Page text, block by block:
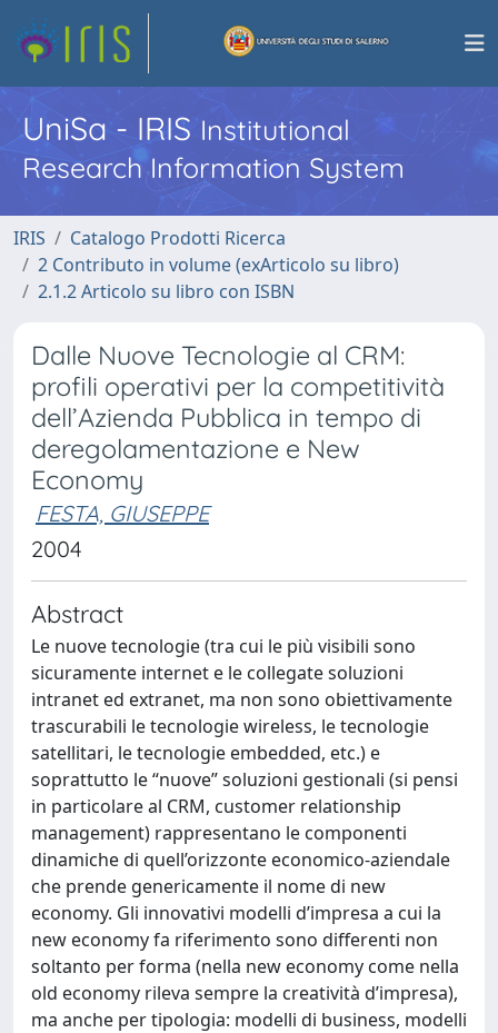
UniSa - IRISInstitutional
Research Information System
IRIS
Catalogo Prodotti Ricerca
2 Contributo in volume (exArticolo su libro)
2.1.2 Articolo su libro con ISBN
Dalle Nuove Tecnologie al CRM:
profili operativi per la competitività
dell’Azienda Pubblica in tempo di
deregolamentazione e New
Economy
FESTA, GIUSEPPE
2004
Abstract
Le nuove tecnologie (tra cui le più visibili sono
sicuramente internet e le collegate soluzioni
intranet ed extranet, ma non sono obiettivamente
trascurabili le tecnologie wireless, le tecnologie
satellitari, le tecnologie embedded, etc.) e
soprattutto le “nuove” soluzioni gestionali (si pensi
in particolare al CRM, customer relationship
management) rappresentano le componenti
dinamiche di quell’orizzonte economico-aziendale
che prende genericamente il nome di new
economy. Gli innovativi modelli d’impresa a cui la
new economy fa riferimento sono differenti non
soltanto per forma (nella new economy come nella
old economy rileva sempre la creatività d’impresa),
ma anche per tipologia: modelli di business, modelli